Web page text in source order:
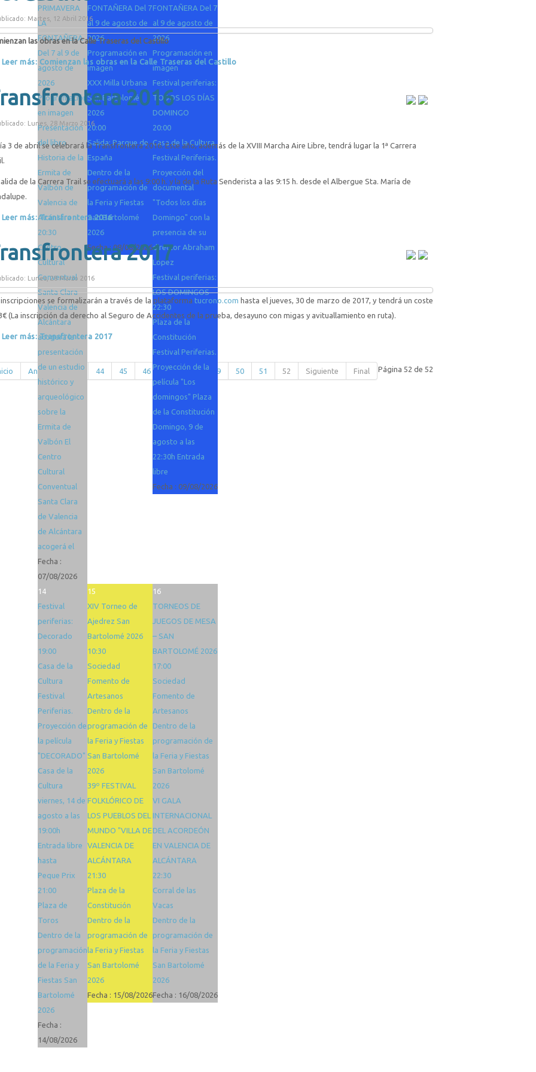
PRIMAVERA
LA
FONTAÑERA
Del 7 al 9 de
agosto de
2026
Programación
en imagen
Presentación
del libro
Historia de la
Ermita de
Valbón de
Valencia de
Alcántara
20:30
Centro
Cultural
Conventual
Santa Clara
Valencia de
Alcántara
acogerá la
presentación
de un estudio
histórico y
arqueológico
sobre la
Ermita de
Valbón El
Centro
Cultural
Conventual
Santa Clara
de Valencia
de Alcántara
acogerá el
Fecha :
07/08/2026
FONTAÑERA Del 7
al 9 de agosto de
2026
Programación en
imagen
XXX Milla Urbana
San Bartolomé
2026
20:00
Salida: Parque de
España
Dentro de la
programación de
la Feria y Fiestas
San Bartolomé
2026
Fecha :08/08/2026
FONTAÑERA Del 7
al 9 de agosto de
2026
Programación en
imagen
Festival periferias:
TODOS LOS DÍAS
DOMINGO
20:00
Casa de la Cultura
Festival Periferias.
Proyección del
documental
"Todos los días
Domingo" con la
presencia de su
director Abraham
López
Festival periferias:
LOS DOMINGOS
22:30
Plaza de la
Constitución
Festival Periferias.
Proyección de la
película "Los
domingos" Plaza
de la Constitución
Domingo, 9 de
agosto a las
22:30h Entrada
libre
Fecha : 09/08/2026
14
Festival
periferias:
Decorado
19:00
Casa de la
Cultura
Festival
Periferias.
Proyección de
la película
"DECORADO"
Casa de la
Cultura
viernes, 14 de
agosto a las
19:00h
Entrada libre
hasta
Peque Prix
21:00
Plaza de
Toros
Dentro de la
programación
de la Feria y
Fiestas San
Bartolomé
2026
Fecha :
14/08/2026
15
XIV Torneo de
Ajedrez San
Bartolomé 2026
10:30
Sociedad
Fomento de
Artesanos
Dentro de la
programación de
la Feria y Fiestas
San Bartolomé
2026
39º FESTIVAL
FOLKLÓRICO DE
LOS PUEBLOS DEL
MUNDO "VILLA DE
VALENCIA DE
ALCÁNTARA
21:30
Plaza de la
Constitución
Dentro de la
programación de
la Feria y Fiestas
San Bartolomé
2026
Fecha : 15/08/2026
16
TORNEOS DE
JUEGOS DE MESA
– SAN
BARTOLOMÉ 2026
17:00
Sociedad
Fomento de
Artesanos
Dentro de la
programación de
la Feria y Fiestas
San Bartolomé
2026
VI GALA
INTERNACIONAL
DEL ACORDEÓN
EN VALENCIA DE
ALCÁNTARA
22:30
Corral de las
Vacas
Dentro de la
programación de
la Feria y Fiestas
San Bartolomé
2026
Fecha : 16/08/2026
Martes, 12 Abril 2016
las obras en la Calle Traseras del Castillo
Leer más: Comienzan las obras en la Calle Traseras del Castillo
2016
Lunes, 28 Marzo 2016
3 de abril se celebrará la Transfrontera 2016. Este año, además de la XVIII Marcha Aire Libre, tendrá lugar la 1ª Carrera
de la Carrera Trail se efectuará a las 9:00 h. y la de la Ruta Senderista a las 9:15 h. desde el Albergue Sta. María de
Leer más: Transfrontera 2016
2017
Lunes, 28 Marzo 2016
inscripciones se formalizarán a través de la plataforma tucrono.com hasta el jueves, 30 de marzo de 2017, y tendrá un coste
(La inscripción da derecho al Seguro de Accidentes de la prueba, desayuno con migas y avituallamiento en ruta).
Leer más: Transfrontera 2017
Página 52 de 52
Anterior 43 44 45 46 47 48 49 50 51 52 Siguiente Final